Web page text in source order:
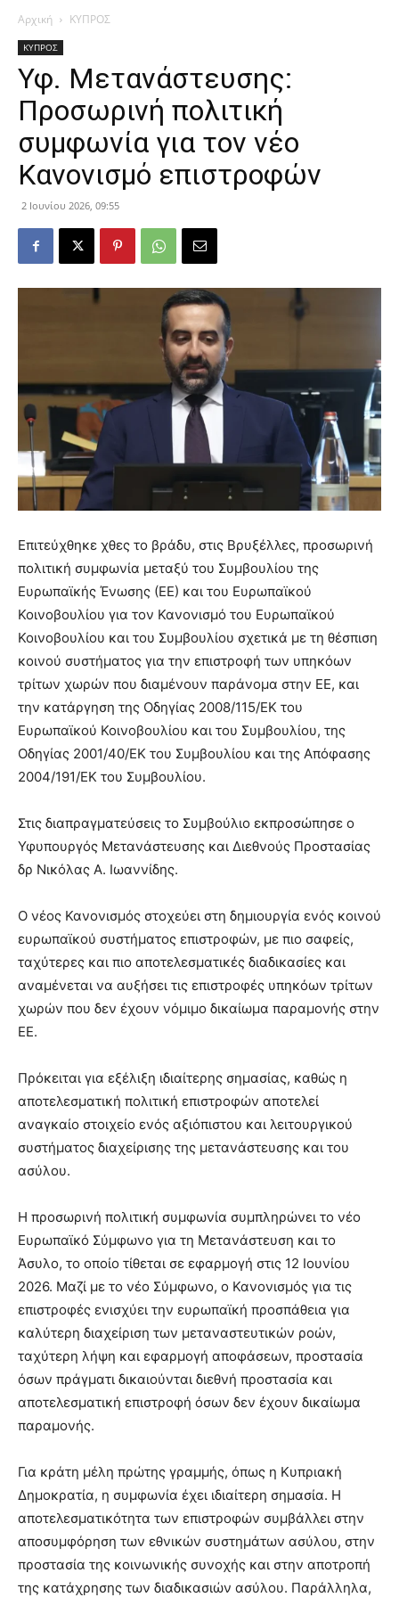
Αρχική ΚΥΠΡΟΣ
ΚΥΠΡΟΣ
Υφ. Μετανάστευσης:
Προσωρινή πολιτική
συμφωνία για τον νέο
Κανονισμό επιστροφών
2 Ιουνίου 2026, 09:55
Επιτεύχθηκε χθες το βράδυ, στις Βρυξέλλες, προσωρινή
πολιτική συμφωνία μεταξύ του Συμβουλίου της
Ευρωπαϊκής Ένωσης (ΕΕ) και του Ευρωπαϊκού
Κοινοβουλίου για τον Κανονισμό του Ευρωπαϊκού
Κοινοβουλίου και του Συμβουλίου σχετικά με τη θέσπιση
κοινού συστήματος για την επιστροφή των υπηκόων
τρίτων χωρών που διαμένουν παράνομα στην ΕΕ, και
την κατάργηση της Οδηγίας 2008/115/ΕΚ του
Ευρωπαϊκού Κοινοβουλίου και του Συμβουλίου, της
Οδηγίας 2001/40/ΕΚ του Συμβουλίου και της Απόφασης
2004/191/ΕΚ του Συμβουλίου.
Στις διαπραγματεύσεις το Συμβούλιο εκπροσώπησε ο
Υφυπουργός Μετανάστευσης και Διεθνούς Προστασίας
δρ Νικόλας Α. Ιωαννίδης.
Ο νέος Κανονισμός στοχεύει στη δημιουργία ενός κοινού
ευρωπαϊκού συστήματος επιστροφών, με πιο σαφείς,
ταχύτερες και πιο αποτελεσματικές διαδικασίες και
αναμένεται να αυξήσει τις επιστροφές υπηκόων τρίτων
χωρών που δεν έχουν νόμιμο δικαίωμα παραμονής στην
ΕΕ.
Πρόκειται για εξέλιξη ιδιαίτερης σημασίας, καθώς η
αποτελεσματική πολιτική επιστροφών αποτελεί
αναγκαίο στοιχείο ενός αξιόπιστου και λειτουργικού
συστήματος διαχείρισης της μετανάστευσης και του
ασύλου.
Η προσωρινή πολιτική συμφωνία συμπληρώνει το νέο
Ευρωπαϊκό Σύμφωνο για τη Μετανάστευση και το
Άσυλο, το οποίο τίθεται σε εφαρμογή στις 12 Ιουνίου
2026. Μαζί με το νέο Σύμφωνο, ο Κανονισμός για τις
επιστροφές ενισχύει την ευρωπαϊκή προσπάθεια για
καλύτερη διαχείριση των μεταναστευτικών ροών,
ταχύτερη λήψη και εφαρμογή αποφάσεων, προστασία
όσων πράγματι δικαιούνται διεθνή προστασία και
αποτελεσματική επιστροφή όσων δεν έχουν δικαίωμα
παραμονής.
Για κράτη μέλη πρώτης γραμμής, όπως η Κυπριακή
Δημοκρατία, η συμφωνία έχει ιδιαίτερη σημασία. Η
αποτελεσματικότητα των επιστροφών συμβάλλει στην
αποσυμφόρηση των εθνικών συστημάτων ασύλου, στην
προστασία της κοινωνικής συνοχής και στην αποτροπή
της κατάχρησης των διαδικασιών ασύλου. Παράλληλα,